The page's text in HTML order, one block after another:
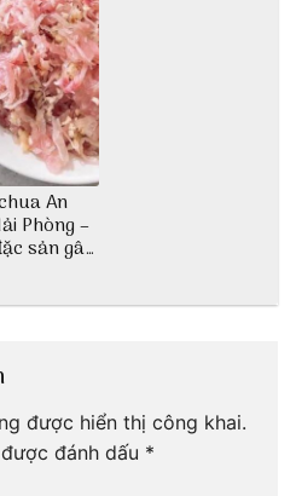
An
Phòng –
sản gây
được hiển thị công khai.
đánh dấu *